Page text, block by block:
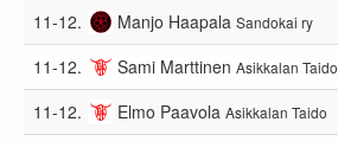
11-12. Manjo Haapala Sandokai ry
11-12. Sami Marttinen Asikkalan Taido
11-12. Elmo Paavola Asikkalan Taido